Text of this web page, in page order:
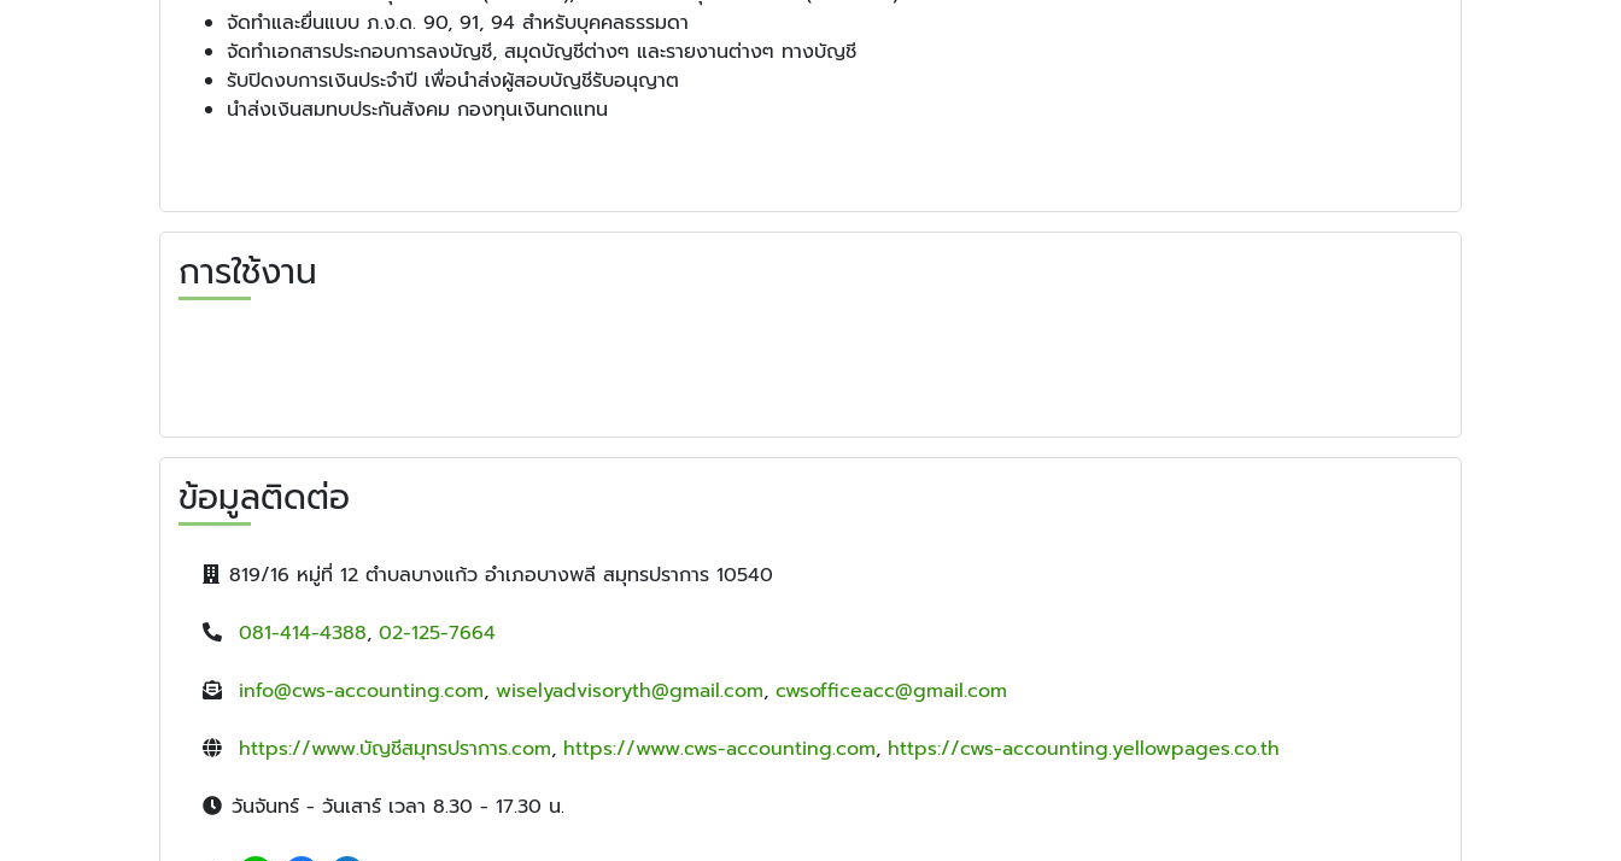
จัดทำและยื่นแบบ ภ.ง.ด. 90, 91, 94 สำหรับบุคคลธรรมดา
จัดทำเอกสารประกอบการลงบัญชี, สมุดบัญชีต่างๆ และรายงานต่างๆ ทางบัญชี
รับปิดงบการเงินประจำปี เพื่อนำส่งผู้สอบบัญชีรับอนุญาต
นำส่งเงินสมทบประกันสังคม กองทุนเงินทดแทน
การใช้งาน
ข้อมูลติดต่อ
819/16 หมู่ที่ 12 ตำบลบางแก้ว อำเภอบางพลี สมุทรปราการ 10540
081-414-4388, 02-125-7664
info@cws-accounting.com, wiselyadvisoryth@gmail.com, cwsofficeacc@gmail.com
https://www.บัญชีสมุทรปราการ.com, https://www.cws-accounting.com, https://cws-accounting.yellowpages.co.th
วันจันทร์ - วันเสาร์ เวลา 8.30 - 17.30 น.